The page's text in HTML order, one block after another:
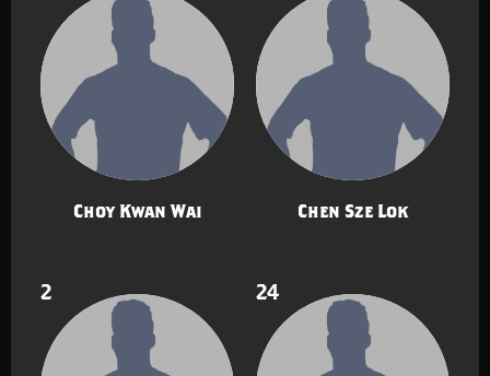
Choy Kwan Wai Chen Sze Lok
2 24